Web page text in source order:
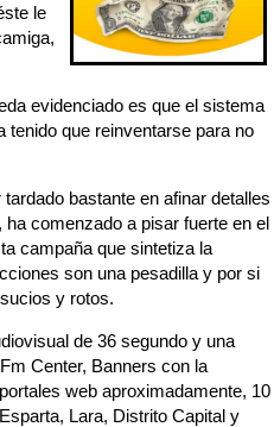
le
evidenciado es que el sistema
tenido que reinventarse para no
bastante en afinar detalles
comenzado a pisar fuerte en el
campaña que sintetiza la
son una pesadilla y por si
y rotos.
de 36 segundo y una
Center, Banners con la
web aproximadamente, 10
Lara, Distrito Capital y